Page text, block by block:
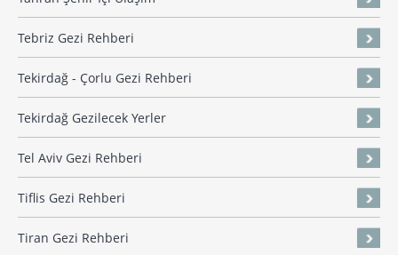
Tebriz Gezi Rehberi
Tekirdağ - Çorlu Gezi Rehberi
Tekirdağ Gezilecek Yerler
Tel Aviv Gezi Rehberi
Tiflis Gezi Rehberi
Tiran Gezi Rehberi